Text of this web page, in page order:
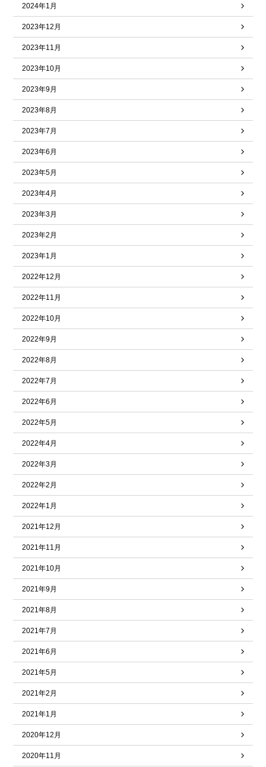
2024年1月
2023年12月
2023年11月
2023年10月
2023年9月
2023年8月
2023年7月
2023年6月
2023年5月
2023年4月
2023年3月
2023年2月
2023年1月
2022年12月
2022年11月
2022年10月
2022年9月
2022年8月
2022年7月
2022年6月
2022年5月
2022年4月
2022年3月
2022年2月
2022年1月
2021年12月
2021年11月
2021年10月
2021年9月
2021年8月
2021年7月
2021年6月
2021年5月
2021年2月
2021年1月
2020年12月
2020年11月